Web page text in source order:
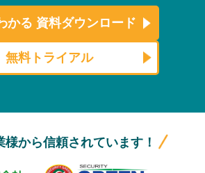
かる 資料ダウンロード
無料トライアル
様から信頼されています！